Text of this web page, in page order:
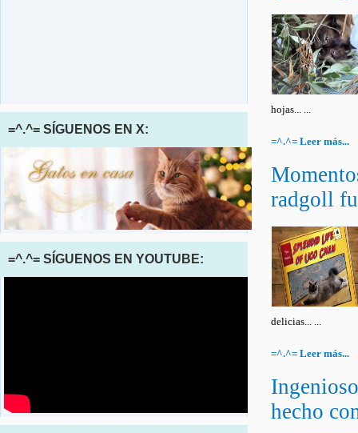
hojas... ...
=^.^= Leer más...
radgoll
delicias... ...
=^.^= Leer más...
hecho
=^.^= SÍGUENOS EN X:
=^.^= SÍGUENOS EN YOUTUBE: